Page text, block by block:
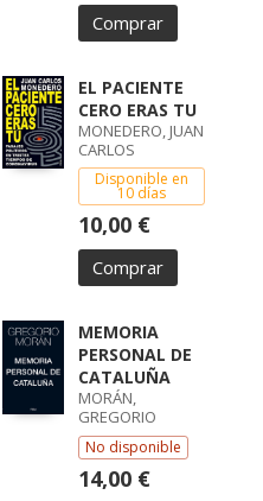
Comprar
EL PACIENTE
CERO ERAS TU
MONEDERO, JUAN
CARLOS
Disponible en
10 días
10,00 €
Comprar
MEMORIA
PERSONAL DE
CATALUÑA
MORÁN,
GREGORIO
No disponible
14,00 €